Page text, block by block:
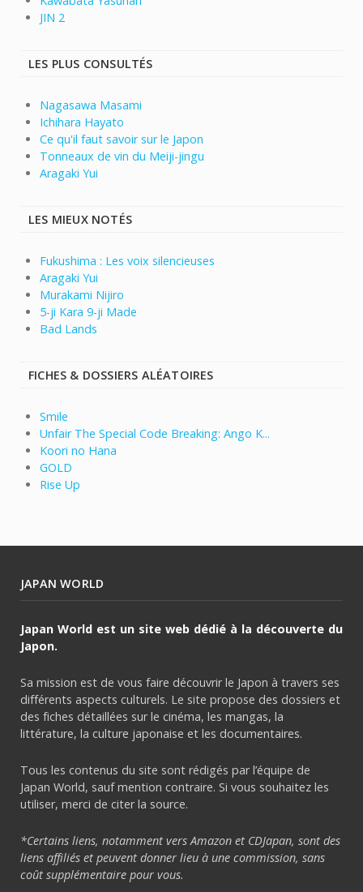
JIN 2
LES PLUS CONSULTÉS
Nagasawa Masami
Ichihara Hayato
Ce qu'il faut savoir sur le Japon
Tonneaux de vin du Meiji-jingu
Aragaki Yui
LES MIEUX NOTÉS
Fukushima : Les voix silencieuses
Aragaki Yui
Murakami Nijiro
5-ji Kara 9-ji Made
Bad Lands
FICHES & DOSSIERS ALÉATOIRES
Smile
Unfair The Special Code Breaking: Ango K...
Koori no Hana
GOLD
Rise Up
JAPAN WORLD
Japan World est un site web dédié à la découverte du
Japon.
Sa mission est de vous faire découvrir le Japon à travers ses
différents aspects culturels. Le site propose des dossiers et
des fiches détaillées sur le cinéma, les mangas, la
littérature, la culture japonaise et les documentaires.
Tous les contenus du site sont rédigés par l’équipe de
Japan World, sauf mention contraire. Si vous souhaitez les
utiliser, merci de citer la source.
*Certains liens, notamment vers Amazon et CDJapan, sont des
liens affiliés et peuvent donner lieu à une commission, sans
coût supplémentaire pour vous.